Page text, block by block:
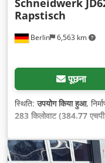
Berlin 6,563 km
Schneidwerk
Rapstisch
पूछना
स्थिति:उपयोग किया हुआ,
283 किलोवाट (384.77